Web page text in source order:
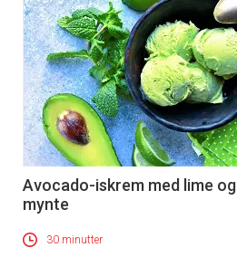
Avocado-iskrem med lime og
mynte
30 minutter